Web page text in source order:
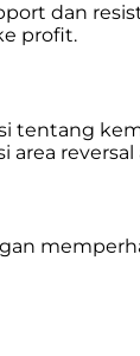
dan
profit.
area